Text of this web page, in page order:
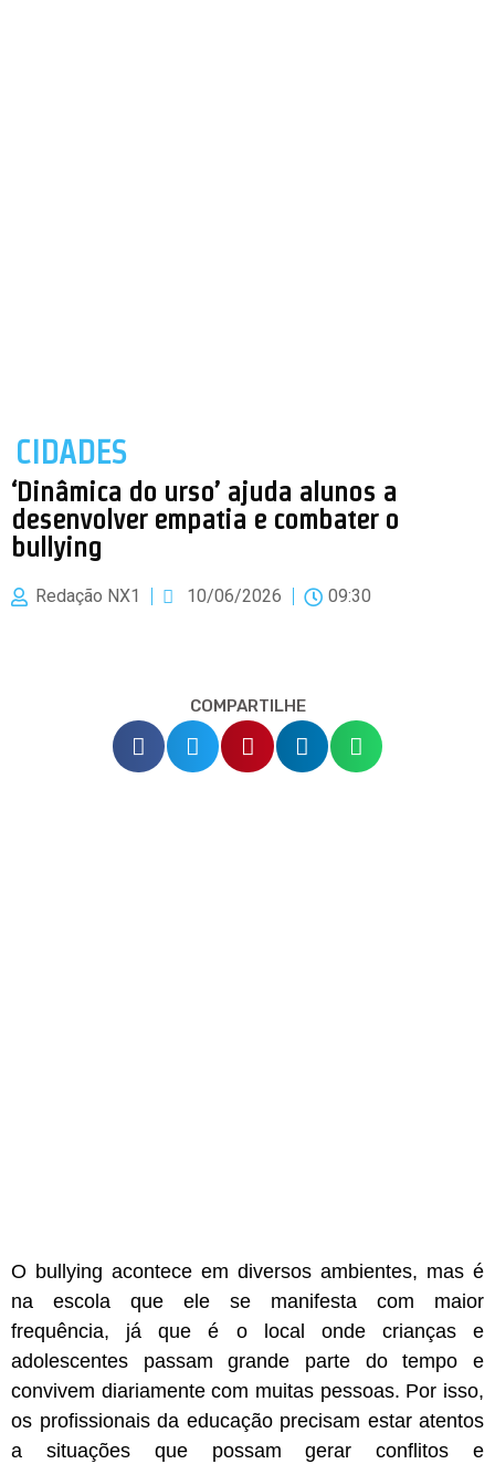
CIDADES
‘Dinâmica do urso’ ajuda alunos a
desenvolver empatia e combater o
bullying
Redação NX1 10/06/2026 09:30
COMPARTILHE
O bullying acontece em diversos ambientes, mas é
na escola que ele se manifesta com maior
frequência, já que é o local onde crianças e
adolescentes passam grande parte do tempo e
convivem diariamente com muitas pessoas. Por isso,
os profissionais da educação precisam estar atentos
a situações que possam gerar conflitos e